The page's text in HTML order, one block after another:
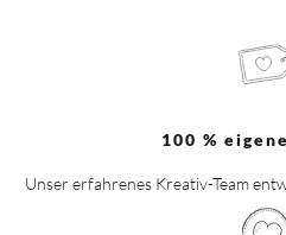
100 %
Unser erfahrenes Kreativ-Team